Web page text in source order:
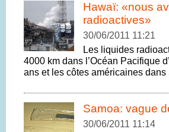
Hawaï: «nous
radioactives»
30/06/2011 11:21
Les liquides
4000 km dans l’Océan Pacifique
ans et les côtes américaines dans
Samoa: vague
30/06/2011 11:14